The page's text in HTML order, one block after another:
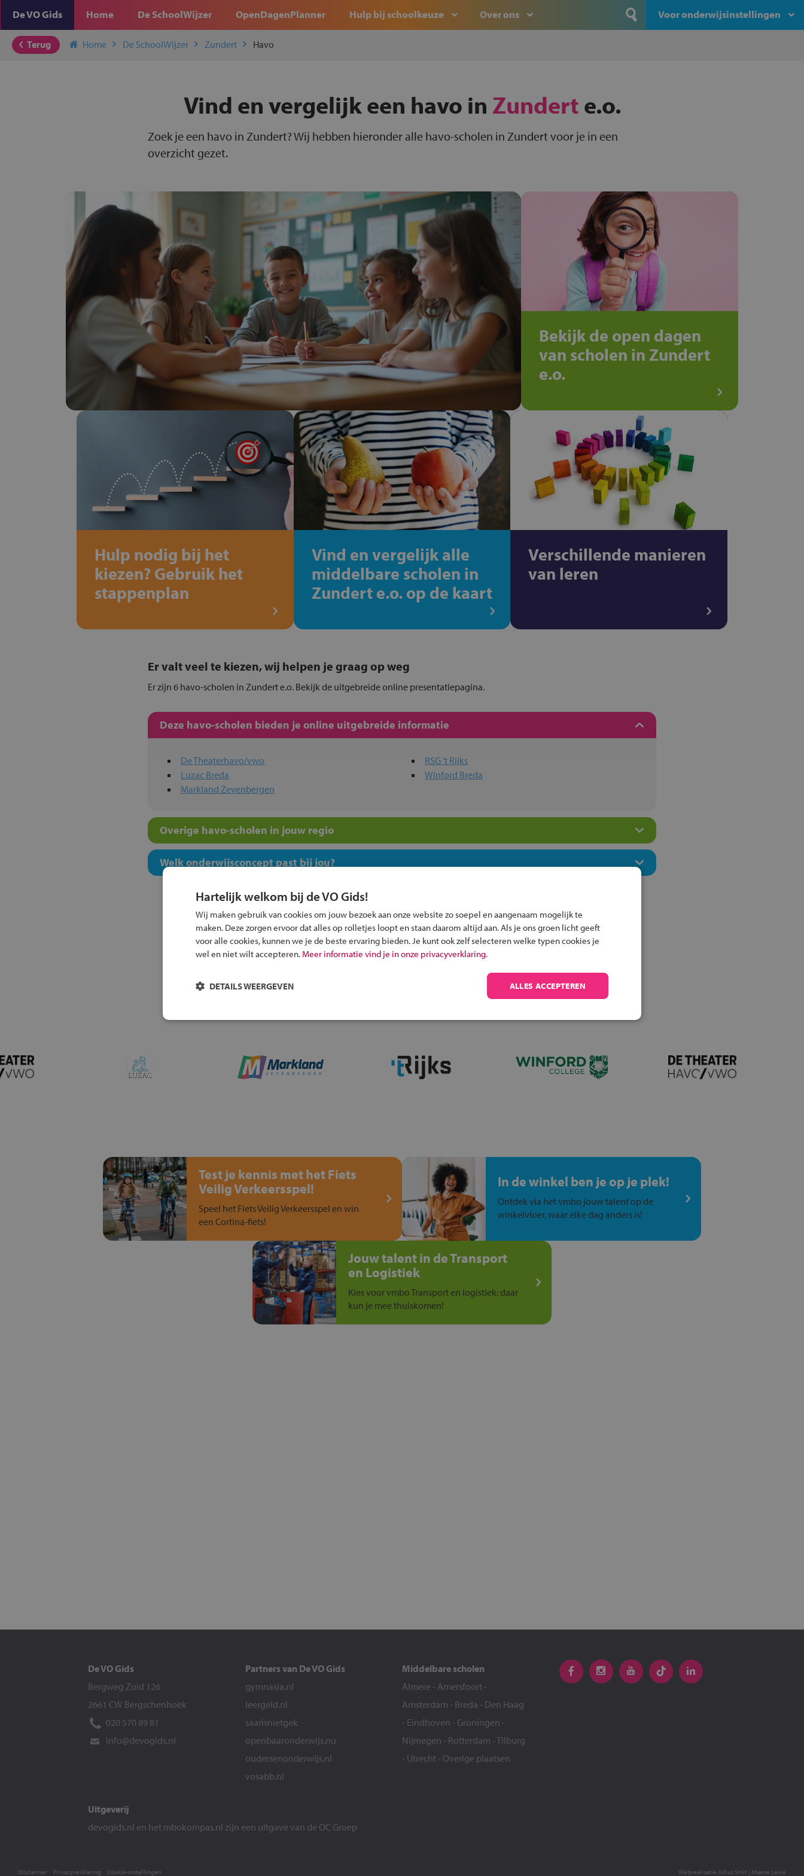
De VO Gids Home De SchoolWijzer OpenDagenPlanner Hulp bij schoolkeuze Over ons Voor onderwijsinstellingen
Terug Home De SchoolWijzer Zundert Havo
Vind en vergelijk een havo in Zunderte.o.
Zoek je een havo in Zundert? Wij hebben hieronder alle havo-scholen in Zundert voor je in een
overzicht gezet.
Bekijk de open dagen
van scholen in Zundert
e.o.
Hulp nodig bij het
kiezen? Gebruik het
stappenplan
Vind en vergelijk alle
middelbare scholen in
Zundert e.o. op de kaart
Verschillende manieren
van leren
Er valt veel te kiezen, wij helpen je graag op weg
Er zijn 6 havo-scholen in Zundert e.o. Bekijk de uitgebreide online presentatiepagina.
Deze havo-scholen bieden je online uitgebreide informatie
De Theaterhavo/vwo
Luzac Breda
Markland Zevenbergen
RSG 't Rijks
Winford Breda
Overige havo-scholen in jouw regio
Welk onderwijsconcept past bij jou?
Inschrijven?
Test je kennis met het Fiets
Veilig Verkeersspel!
Speel het Fiets Veilig Verkeersspel en win
een Cortina-fiets!
In de winkel ben je op je plek!
Ontdek via het vmbo jouw talent op de
winkelvloer, waar elke dag anders is!
Jouw talent in de Transport
en Logistiek
Kies voor vmbo Transport en logistiek: daar
kun je mee thuiskomen!
De VO Gids
Bergweg Zuid 126
2661 CW Bergschenhoek
020 570 89 81
info@devogids.nl
Partners van De VO Gids
gymnasia.nl
leergeld.nl
saarisnietgek
openbaaronderwijs.nu
oudersenonderwijs.nl
vosabb.nl
Middelbare scholen
Almere - Amersfoort -
Amsterdam - Breda - Den Haag
- Eindhoven - Groningen -
Nijmegen - Rotterdam -Tilburg
- Utrecht - Overige plaatsen
Uitgeverij
devogids.nl en het mbokompas.nl zijn een uitgave van de OC Groep
Webrealisatie Julius Smit | Maeve Levie
Disclaimer Privacyverklaring Cookie-instellingen
Hartelijk welkom bij de VO Gids!
Wij maken gebruik van cookies om jouw bezoek aan onze website zo soepel en aangenaam mogelijk te
maken. Deze zorgen ervoor dat alles op rolletjes loopt en staan daarom altijd aan. Als je ons groen licht geeft
voor alle cookies, kunnen we je de beste ervaring bieden. Je kunt ook zelf selecteren welke typen cookies je
wel en niet wilt accepteren. Meer informatie vind je in onze privacyverklaring.
ALLES ACCEPTEREN
DETAILS WEERGEVEN